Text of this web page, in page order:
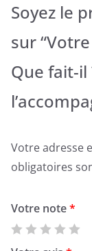
Soyez le
sur
Que fait-il
Votre adresse
obligatoires
Votre note*